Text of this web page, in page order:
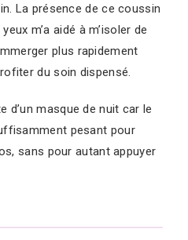
La présence de ce coussin
m’a aidé à m’isoler de
plus rapidement
du soin dispensé.
d’un masque de nuit car le
pesant pour
sans pour autant appuyer